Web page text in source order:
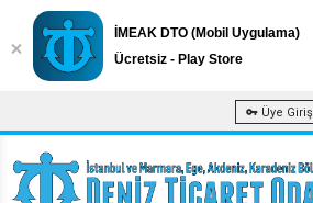
Üye Giriş
İMEAK DTO (Mobil Uygulama)
Ücretsiz - Play Store